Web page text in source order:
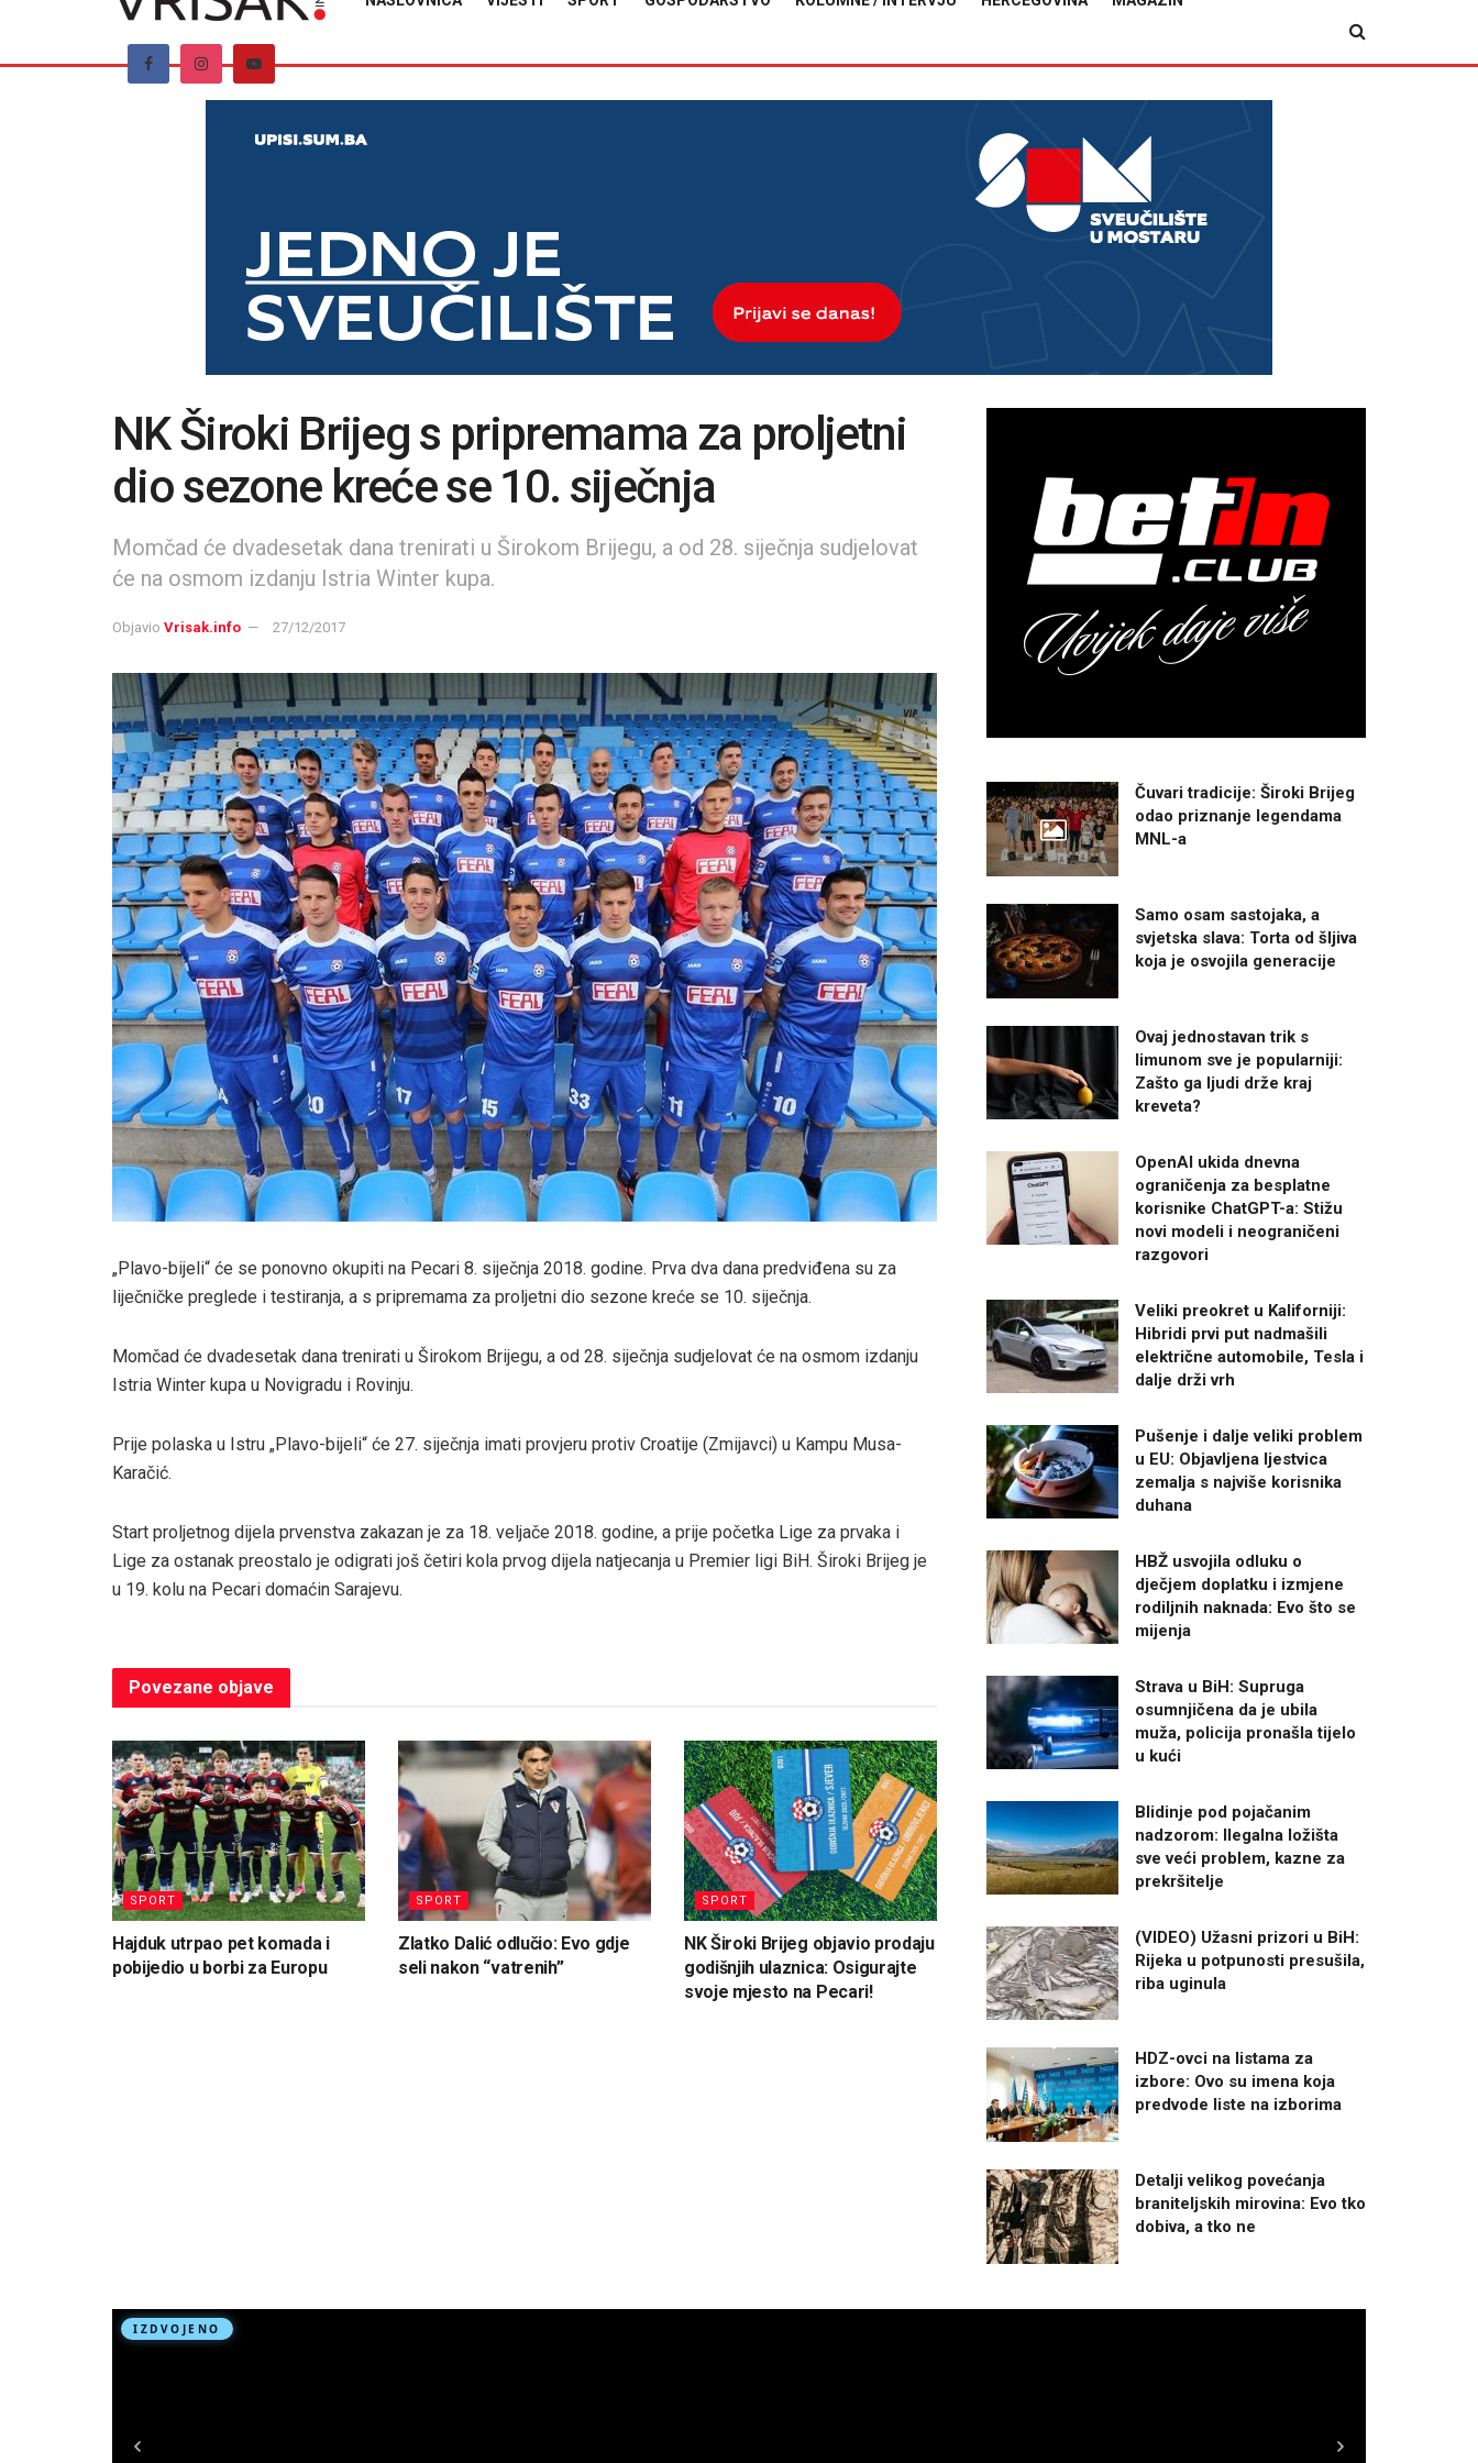
NK Široki Brijeg s pripremama za proljetni
dio sezone kreće se 10. siječnja
Momčad će dvadesetak dana trenirati u Širokom Brijegu, a od 28. siječnja sudjelovat
će na osmom izdanju Istria Winter kupa.
Objavio Vrisak.info 27/12/2017
„Plavo-bijeli“ će se ponovno okupiti na Pecari 8. siječnja 2018. godine. Prva dva dana predviđena su za
liječničke preglede i testiranja, a s pripremama za proljetni dio sezone kreće se 10. siječnja.
Momčad će dvadesetak dana trenirati u Širokom Brijegu, a od 28. siječnja sudjelovat će na osmom izdanju
Istria Winter kupa u Novigradu i Rovinju.
Prije polaska u Istru „Plavo-bijeli“ će 27. siječnja imati provjeru protiv Croatije (Zmijavci) u Kampu Musa-
Karačić.
Start proljetnog dijela prvenstva zakazan je za 18. veljače 2018. godine, a prije početka Lige za prvaka i
Lige za ostanak preostalo je odigrati još četiri kola prvog dijela natjecanja u Premier ligi BiH. Široki Brijeg je
u 19. kolu na Pecari domaćin Sarajevu.
Povezane objave
SPORT
Hajduk utrpao pet komada i
pobijedio u borbi za Europu
SPORT
Zlatko Dalić odlučio: Evo gdje
seli nakon “vatrenih”
SPORT
NK Široki Brijeg objavio prodaju
godišnjih ulaznica: Osigurajte
svoje mjesto na Pecari!
Čuvari tradicije: Široki Brijeg
odao priznanje legendama
MNL-a
Samo osam sastojaka, a
svjetska slava: Torta od šljiva
koja je osvojila generacije
Ovaj jednostavan trik s
limunom sve je popularniji:
Zašto ga ljudi drže kraj
kreveta?
OpenAI ukida dnevna
ograničenja za besplatne
korisnike ChatGPT-a: Stižu
novi modeli i neograničeni
razgovori
Veliki preokret u Kaliforniji:
Hibridi prvi put nadmašili
električne automobile, Tesla i
dalje drži vrh
Pušenje i dalje veliki problem
u EU: Objavljena ljestvica
zemalja s najviše korisnika
duhana
HBŽ usvojila odluku o
dječjem doplatku i izmjene
rodiljnih naknada: Evo što se
mijenja
Strava u BiH: Supruga
osumnjičena da je ubila
muža, policija pronašla tijelo
u kući
Blidinje pod pojačanim
nadzorom: Ilegalna ložišta
sve veći problem, kazne za
prekršitelje
(VIDEO) Užasni prizori u BiH:
Rijeka u potpunosti presušila,
riba uginula
HDZ-ovci na listama za
izbore: Ovo su imena koja
predvode liste na izborima
Detalji velikog povećanja
braniteljskih mirovina: Evo tko
dobiva, a tko ne